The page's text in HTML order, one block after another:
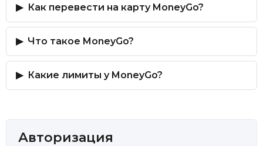
Как перевести на карту MoneyGo?
Что такое MoneyGo?
Какие лимиты у MoneyGo?
Авторизация